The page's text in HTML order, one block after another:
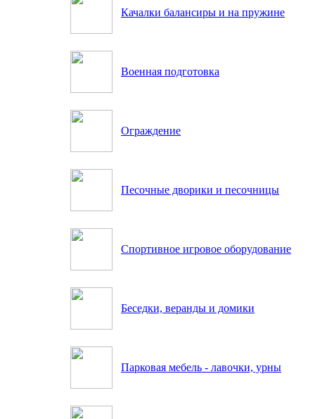
Качалки балансиры и на пружине
Военная подготовка
Ограждение
Песочные дворики и песочницы
Спортивное игровое оборудование
Беседки, веранды и домики
Парковая мебель - лавочки, урны